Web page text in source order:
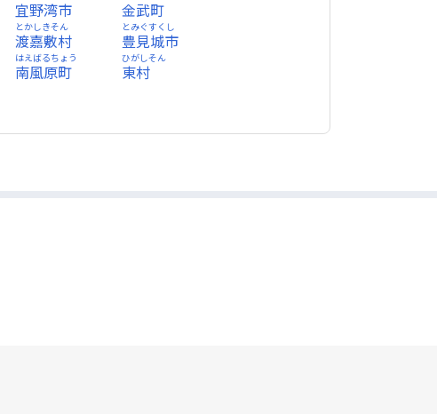
宜野湾市 金武町
渡嘉敷村
とかしきそん
豊見城市
とみぐすくし
南風原町
はえばるちょう
東村
ひがしそん